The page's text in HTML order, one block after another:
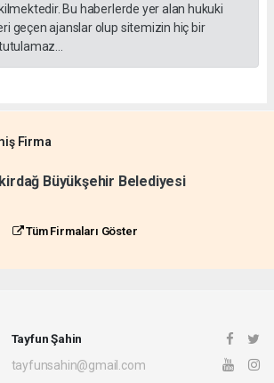
Bu haberlerde yer alan hukuki
geçen ajanslar olup sitemizin hiç bir
Firma
Büyükşehir Belediyesi
Tüm Firmaları Göster
Tayfun Şahin
tayfunsahin@gmail.com